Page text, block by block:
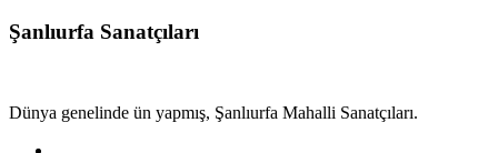
Şanlıurfa Sanatçıları
Dünya genelinde ün yapmış, Şanlıurfa Mahalli Sanatçıları.